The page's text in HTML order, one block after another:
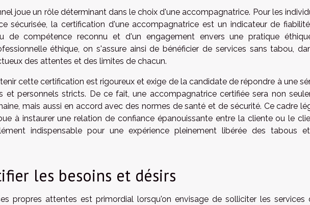
joue un rôle déterminant dans le choix d'une accompagnatrice. Pour les
sécurisée, la certification d'une accompagnatrice est un indicateur de
de compétence reconnu et d'un engagement envers une pratique
éthique, on s'assure ainsi de bénéficier de services sans tabou,
des attentes et des limites de chacun.
cette certification est rigoureux et exige de la candidate de répondre à une
et personnels stricts. De ce fait, une accompagnatrice certifiée sera non
mais aussi en accord avec des normes de santé et de sécurité. Ce cadre
à instaurer une relation de confiance épanouissante entre la cliente ou le
indispensable pour une expérience pleinement libérée des tabous
les besoins et désirs
propres attentes est primordial lorsqu'on envisage de solliciter les services